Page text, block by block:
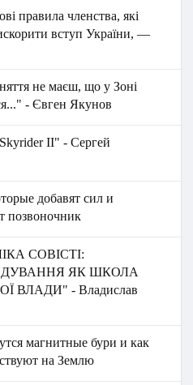
правила членства, які
вступ України, —
не маєш, що у Зоні
- Євген Якунов
II" - Сергей
добавят сил и
позвоночник
СОВІСТІ:
ЯК ШКОЛА
ВЛАДИ" - Владислав
магнитные бури и как
на Землю